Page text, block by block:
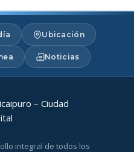
Ubicación
Noticias
integral de todos los